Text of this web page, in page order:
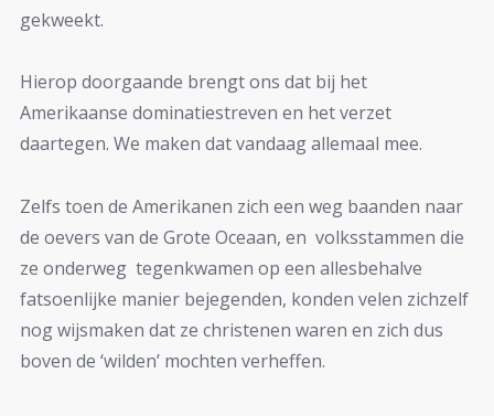
gekweekt.
Hierop doorgaande brengt ons dat bij het
Amerikaanse dominatiestreven en het verzet
daartegen. We maken dat vandaag allemaal mee.
Zelfs toen de Amerikanen zich een weg baanden naar
de oevers van de Grote Oceaan, en volksstammen die
ze onderweg tegenkwamen op een allesbehalve
fatsoenlijke manier bejegenden, konden velen zichzelf
nog wijsmaken dat ze christenen waren en zich dus
boven de ‘wilden’ mochten verheffen.